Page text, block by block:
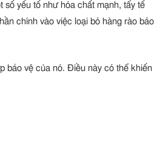
số yếu tố như hóa chất mạnh, tẩy tế
chính vào việc loại bỏ hàng rào bảo
bảo vệ của nó. Điều này có thể khiến